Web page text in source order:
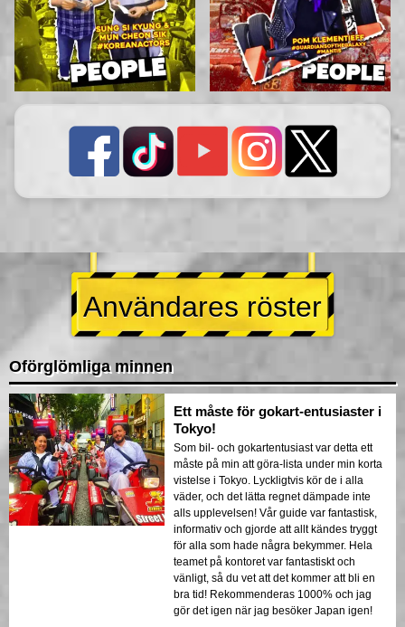
Användares röster
Oförglömliga minnen
Ett måste för gokart-entusiaster i
Tokyo!
Som bil- och gokartentusiast var detta ett
måste på min att göra-lista under min korta
vistelse i Tokyo. Lyckligtvis kör de i alla
väder, och det lätta regnet dämpade inte
alls upplevelsen! Vår guide var fantastisk,
informativ och gjorde att allt kändes tryggt
för alla som hade några bekymmer. Hela
teamet på kontoret var fantastiskt och
vänligt, så du vet att det kommer att bli en
bra tid! Rekommenderas 1000% och jag
gör det igen när jag besöker Japan igen!